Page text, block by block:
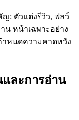
ญ: ตัวแต่งรีวิว, ฟลว์
น หน้าเฉพาะอย่าง
กำหนดความคาดหวัง
ละการอ่าน